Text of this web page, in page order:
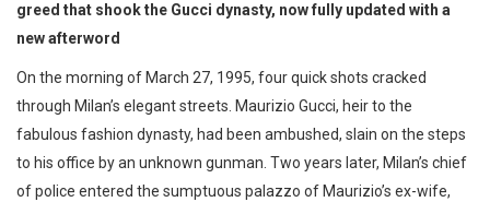
greed that shook the Gucci dynasty, now fully updated with a
new afterword
On the morning of March 27, 1995, four quick shots cracked
through Milan’s elegant streets. Maurizio Gucci, heir to the
fabulous fashion dynasty, had been ambushed, slain on the steps
to his office by an unknown gunman. Two years later, Milan’s chief
of police entered the sumptuous palazzo of Maurizio’s ex-wife,